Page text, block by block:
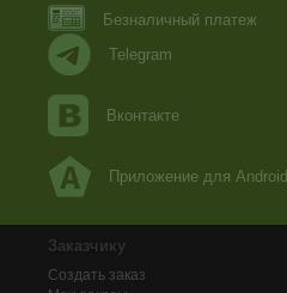
Безналичный платеж
Telegram
Вконтакте
Приложение для Android
Заказчику
Создать заказ